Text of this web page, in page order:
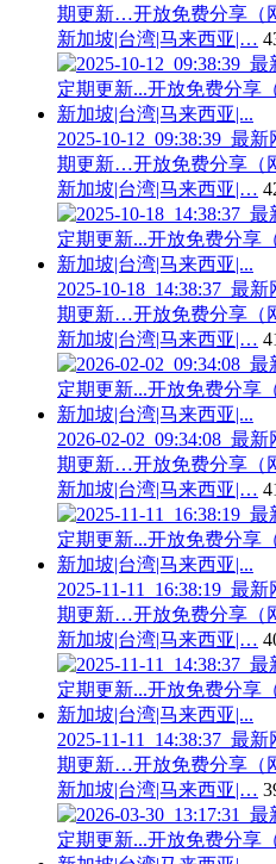
期更新…开放免费分享（
新加坡|台湾|马来西亚|…
2025-10-12_09:38:39_最
期更新…开放免费分享（
新加坡|台湾|马来西亚|…
2025-10-18_14:38:37_最
期更新…开放免费分享（
新加坡|台湾|马来西亚|…
2026-02-02_09:34:08_最
期更新…开放免费分享（
新加坡|台湾|马来西亚|…
2025-11-11_16:38:19_最
期更新…开放免费分享（
新加坡|台湾|马来西亚|…
2025-11-11_14:38:37_最
期更新…开放免费分享（
新加坡|台湾|马来西亚|…